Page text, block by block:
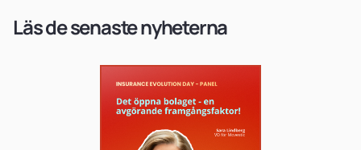
Läs de senaste nyheterna